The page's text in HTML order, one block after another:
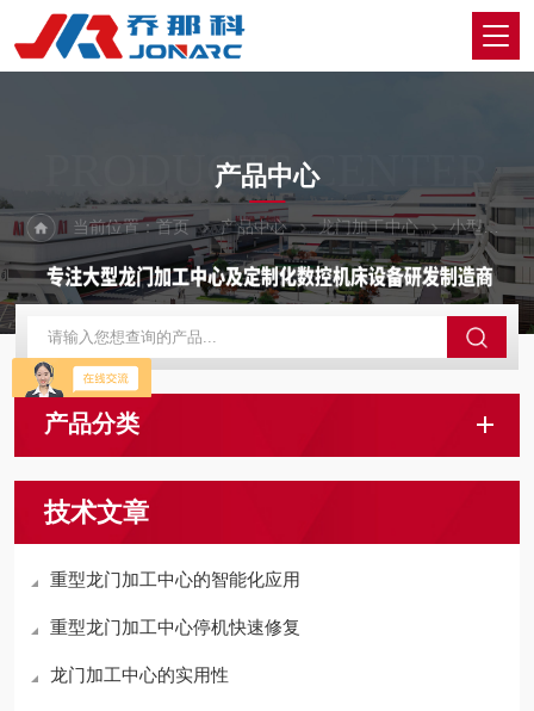
PRODUCTS CENTER
产品中心
当前位置：首页 产品中心 龙门加工中心 小型龙门加工中心
产品分类
技术文章
重型龙门加工中心的智能化应用
重型龙门加工中心停机快速修复
龙门加工中心的实用性